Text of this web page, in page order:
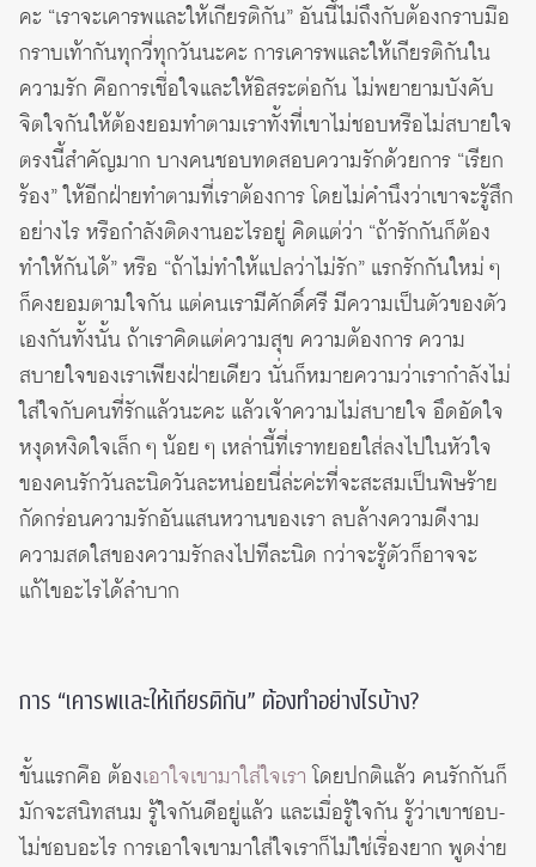
คะ “เราจะเคารพและให้เกียรติกัน” อันนี้ไม่ถึงกับต้องกราบมือ
กราบเท้ากันทุกวี่ทุกวันนะคะ การเคารพและให้เกียรติกันใน
ความรัก คือการเชื่อใจและให้อิสระต่อกัน ไม่พยายามบังคับ
จิตใจกันให้ต้องยอมทำตามเราทั้งที่เขาไม่ชอบหรือไม่สบายใจ
ตรงนี้สำคัญมาก บางคนชอบทดสอบความรักด้วยการ “เรียก
ร้อง” ให้อีกฝ่ายทำตามที่เราต้องการ โดยไม่คำนึงว่าเขาจะรู้สึก
อย่างไร หรือกำลังติดงานอะไรอยู่ คิดแต่ว่า “ถ้ารักกันก็ต้อง
ทำให้กันได้” หรือ “ถ้าไม่ทำให้แปลว่าไม่รัก” แรกรักกันใหม่ ๆ
ก็คงยอมตามใจกัน แต่คนเรามีศักดิ์ศรี มีความเป็นตัวของตัว
เองกันทั้งนั้น ถ้าเราคิดแต่ความสุข ความต้องการ ความ
สบายใจของเราเพียงฝ่ายเดียว นั่นก็หมายความว่าเรากำลังไม่
ใส่ใจกับคนที่รักแล้วนะคะ แล้วเจ้าความไม่สบายใจ อึดอัดใจ
หงุดหงิดใจเล็ก ๆ น้อย ๆ เหล่านี้ที่เราทยอยใส่ลงไปในหัวใจ
ของคนรักวันละนิดวันละหน่อยนี่ล่ะค่ะที่จะสะสมเป็นพิษร้าย
กัดกร่อนความรักอันแสนหวานของเรา ลบล้างความดีงาม
ความสดใสของความรักลงไปทีละนิด กว่าจะรู้ตัวก็อาจจะ
แก้ไขอะไรได้ลำบาก
การ “เคารพและให้เกียรติกัน” ต้องทำอย่างไรบ้าง?
ขั้นแรกคือ ต้องเอาใจเขามาใส่ใจเราโดยปกติแล้ว คนรักกันก็
มักจะสนิทสนม รู้ใจกันดีอยู่แล้ว และเมื่อรู้ใจกัน รู้ว่าเขาชอบ-
ไม่ชอบอะไร การเอาใจเขามาใส่ใจเราก็ไม่ใช่เรื่องยาก พูดง่าย